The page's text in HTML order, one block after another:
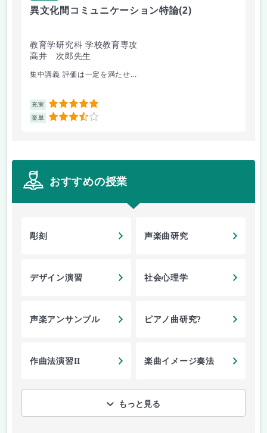
異文化間コミュニケーション特論(2)
教育学研究科 学校教育専攻
高井 次郎先生
集中講義 評価は一定を満たせ...
充実 5
楽単 3.5
おすすめの授業
彫刻 声楽曲研究
デザイン演習 社会心理学
声楽アンサンブル ピアノ曲研究?
作曲法演習II 楽曲イメージ奏法
もっと見る